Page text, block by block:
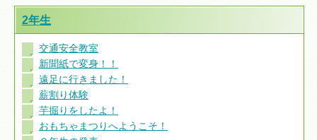
2年生
交通安全教室
新聞紙で変身！！
遠足に行きました！
薪割り体験
芋掘りをしたよ！
おもちゃまつりへようこそ！